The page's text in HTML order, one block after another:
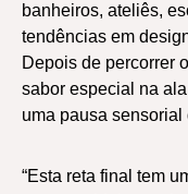
banheiros, ateliês,
tendências em
Depois de percorrer
sabor especial na
uma pausa sensorial
“Esta reta final tem